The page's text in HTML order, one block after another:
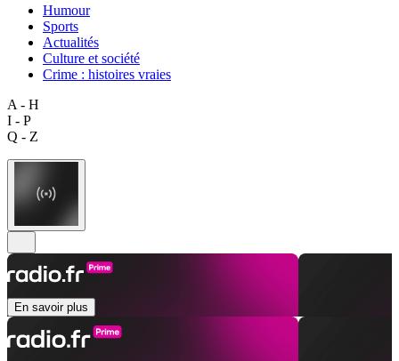
Humour
Sports
Actualités
Culture et société
Crime : histoires vraies
A - H
I - P
Q - Z
En savoir plus